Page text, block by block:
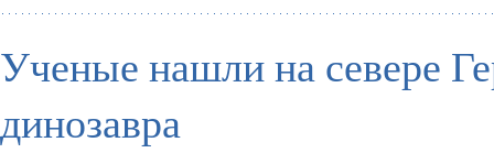
Ученые нашли на севере
динозавра